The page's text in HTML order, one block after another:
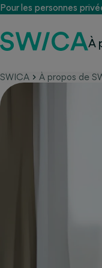
Pour les personnes
À
SWICA À propos de